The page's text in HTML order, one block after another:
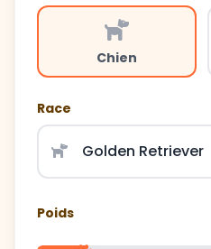
Chien
Race
Poids